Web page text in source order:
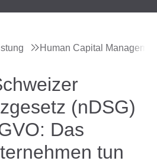
Human Capital
(nDSG)
Das
tun